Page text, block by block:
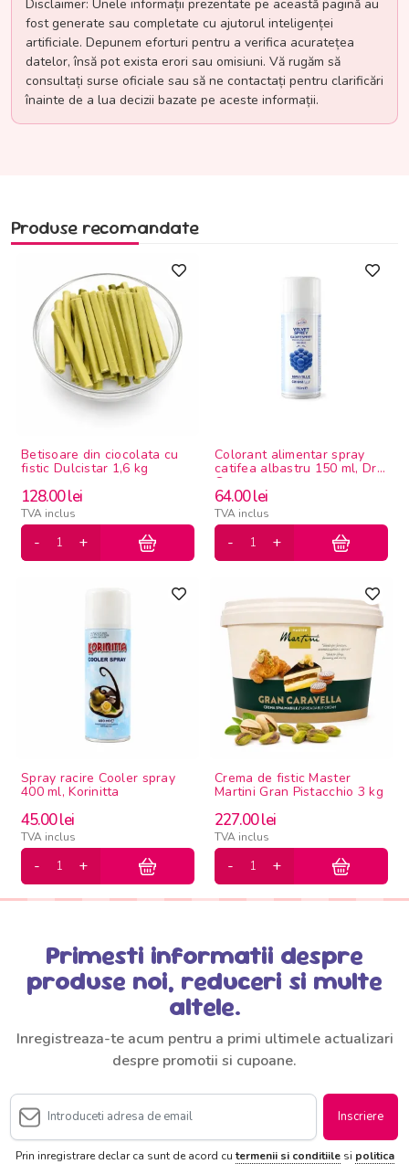
Disclaimer: Unele informații prezentate pe această pagină au
fost generate sau completate cu ajutorul inteligenței
artificiale. Depunem eforturi pentru a verifica acuratețea
datelor, însă pot exista erori sau omisiuni. Vă rugăm să
consultați surse oficiale sau să ne contactați pentru clarificări
înainte de a lua decizii bazate pe aceste informații.
Produse recomandate
Betisoare din ciocolata cu
fistic Dulcistar 1,6 kg
128.00lei
TVA inclus
Colorant alimentar spray
catifea albastru 150 ml, Dr
Gusto
64.00lei
TVA inclus
Spray racire Cooler spray
400 ml, Korinitta
45.00lei
TVA inclus
Crema de fistic Master
Martini Gran Pistacchio 3 kg
227.00lei
TVA inclus
Primesti informatii despre
produse noi, reduceri si multe
altele.
Inregistreaza-te acum pentru a primi ultimele actualizari
despre promotii si cupoane.
Inscriere
Prin inregistrare declar ca sunt de acord cutermenii si conditiilesi politica